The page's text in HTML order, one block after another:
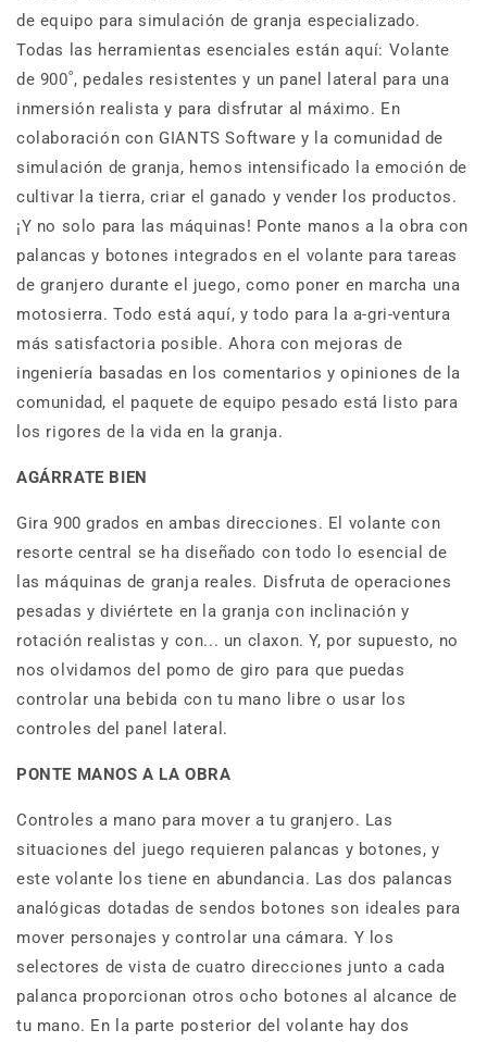
de equipo para simulación de granja especializado.
Todas las herramientas esenciales están aquí: Volante
de 900˚, pedales resistentes y un panel lateral para una
inmersión realista y para disfrutar al máximo. En
colaboración con GIANTS Software y la comunidad de
simulación de granja, hemos intensificado la emoción de
cultivar la tierra, criar el ganado y vender los productos.
¡Y no solo para las máquinas! Ponte manos a la obra con
palancas y botones integrados en el volante para tareas
de granjero durante el juego, como poner en marcha una
motosierra. Todo está aquí, y todo para la a-gri-ventura
más satisfactoria posible. Ahora con mejoras de
ingeniería basadas en los comentarios y opiniones de la
comunidad, el paquete de equipo pesado está listo para
los rigores de la vida en la granja.
AGÁRRATE BIEN
Gira 900 grados en ambas direcciones. El volante con
resorte central se ha diseñado con todo lo esencial de
las máquinas de granja reales. Disfruta de operaciones
pesadas y diviértete en la granja con inclinación y
rotación realistas y con... un claxon. Y, por supuesto, no
nos olvidamos del pomo de giro para que puedas
controlar una bebida con tu mano libre o usar los
controles del panel lateral.
PONTE MANOS A LA OBRA
Controles a mano para mover a tu granjero. Las
situaciones del juego requieren palancas y botones, y
este volante los tiene en abundancia. Las dos palancas
analógicas dotadas de sendos botones son ideales para
mover personajes y controlar una cámara. Y los
selectores de vista de cuatro direcciones junto a cada
palanca proporcionan otros ocho botones al alcance de
tu mano. En la parte posterior del volante hay dos